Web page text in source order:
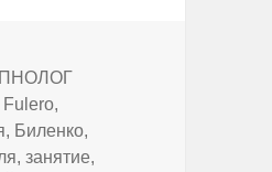
Fulero,
, Биленко,
,занятие,